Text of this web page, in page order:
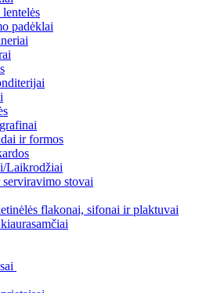
padėklai
ir formos
Laikrodžiai
stovai
flakonai, sifonai ir plaktuvai